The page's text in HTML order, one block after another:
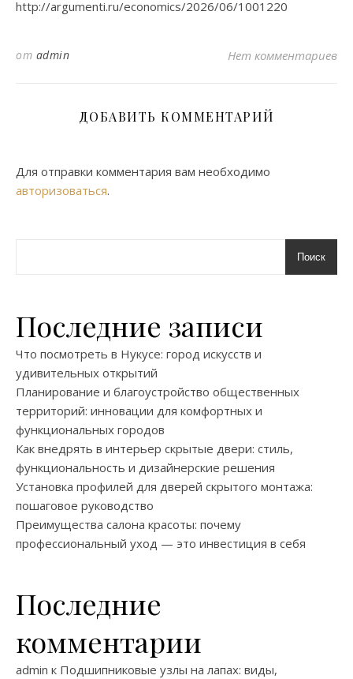
http://argumenti.ru/economics/2026/06/1001220
от admin Нет комментариев
ДОБАВИТЬ КОММЕНТАРИЙ
Для отправки комментария вам необходимо
авторизоваться.
Поиск
Последние записи
Что посмотреть в Нукусе: город искусств и
удивительных открытий
Планирование и благоустройство общественных
территорий: инновации для комфортных и
функциональных городов
Как внедрять в интерьер скрытые двери: стиль,
функциональность и дизайнерские решения
Установка профилей для дверей скрытого монтажа:
пошаговое руководство
Преимущества салона красоты: почему
профессиональный уход — это инвестиция в себя
Последние
комментарии
admin к Подшипниковые узлы на лапах: виды,